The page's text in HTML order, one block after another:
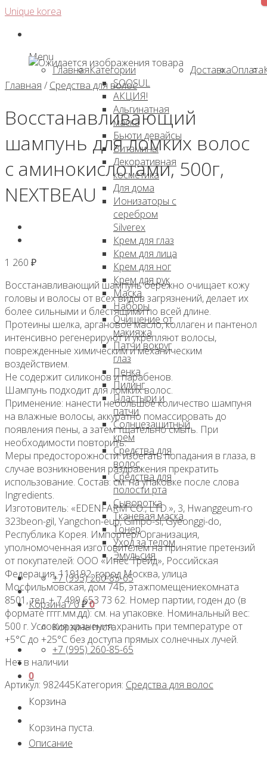
Skip
content
Unique korea
Menu
ГлавнаяКатегории
SOOSUL
АКЦИЯ!
Альгинатная
маска
Бьюти девайсы
Витамины
Декоративная
косметика
Для дома
Ионизаторы с
серебром
Silverex
Крем для глаз
Крем для лица
Крем для ног
Крем для рук
Маска
Наборы
Очищение от
макияжа
Патчи вокруг
глаз
Пенка
Пилинг
Пластыри и
патчи
Солнцезащитный
крем
Средства для
волос
Средства для
полости рта
Сыворотка
Тканевая маска
Тонер
Уход за телом
Эмульсия
ДоставкаОплата
+7 (995) 260-85-65
Корзина /0₽0
Корзина пуста.
+7 (995) 260-85-65
0
Корзина
Корзина пуста.
Главная / Средства для волос
Восстанавливающий
шампунь для ломких волос
с аминокислотами, 500г,
NEXTBEAU
1 260 ₽
Восстанавливающий шампунь бережно очищает кожу
головы и волосы от всех видов загрязнений, делает их
более сильными и блестящими по всей длине.
Протеины шелка, аргановое масло, коллаген и пантенол
интенсивно регенерируют и укрепляют волосы,
поврежденные химическим и механическим
воздействием.
Не содержит силиконов и парабенов.
Шампунь подходит для ломких волос.
Применение: нанести небольшое количество шампуня
на влажные волосы, аккуратно помассировать до
появления пены, а затем тщательно смыть. При
необходимости повторить.
Меры предосторожности: избегать попадания в глаза, в
случае возникновения раздражения прекратить
использование. Состав: см. на упаковке после слова
Ingredients.
Изготовитель: «EDENFARM CO., LTD.», 3, Hwanggeum-ro
323beon-gil, Yangchon-eup, Gimpo-si, Gyeonggi-do,
Республика Корея. Импортер/Организация,
уполномоченная изготовителем на принятие претензий
от покупателей: ООО «Инес Трейд», Российская
Федерация, 119192, город Москва, улица
Мосфильмовская, дом 74Б, этажпомещениекомната
8501, тел. + 7 499 653 73 62. Номер партии, годен до (в
формате гггг.мм.дд): см. на упаковке. Номинальный вес:
500 г. Условия хранения: хранить при температуре от
+5°С до +25°С без доступа прямых солнечных лучей.
Нет в наличии
Артикул: 982445Категория: Средства для волос
Описание